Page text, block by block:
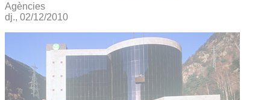
Agències
dj., 02/12/2010